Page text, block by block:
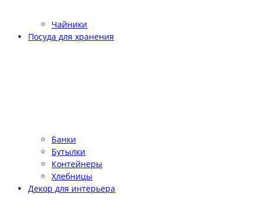
Чайники
Посуда для хранения
Банки
Бутылки
Контейнеры
Хлебницы
Декор для интерьера